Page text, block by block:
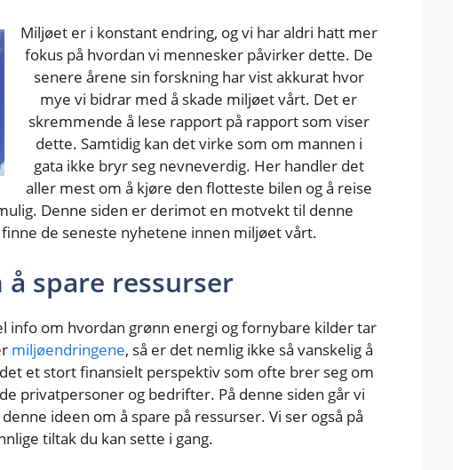
Miljøet er i konstant endring, og vi har aldri hatt mer
fokus på hvordan vi mennesker påvirker dette. De
senere årene sin forskning har vist akkurat hvor
mye vi bidrar med å skade miljøet vårt. Det er
skremmende å lese rapport på rapport som viser
dette. Samtidig kan det virke som om mannen i
gata ikke bryr seg nevneverdig. Her handler det
aller mest om å kjøre den flotteste bilen og å reise
Denne siden er derimot en motvekt til denne
de seneste nyhetene innen miljøet vårt.
å spare ressurser
info om hvordan grønn energi og fornybare kilder tar
miljøendringene, så er det nemlig ikke så vanskelig å
et stort finansielt perspektiv som ofte brer seg om
privatpersoner og bedrifter. På denne siden går vi
ideen om å spare på ressurser. Vi ser også på
tiltak du kan sette i gang.